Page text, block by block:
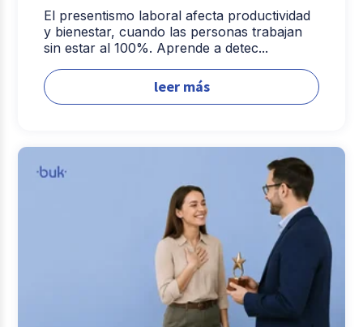
El presentismo laboral afecta productividad
y bienestar, cuando las personas trabajan
sin estar al 100%. Aprende a detec...
leer más